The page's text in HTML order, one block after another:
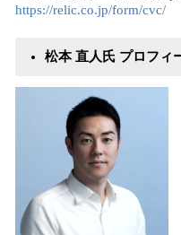
https://relic.co.jp/form/cvc/
松本 直人氏 プロフィ